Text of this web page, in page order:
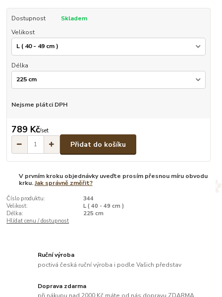
Dostupnost
Skladem
Velikost
Délka
Nejsme plátci DPH
789 Kč/set
Přidat do košíku
V prvním kroku objednávky uveďte prosím přesnou míru obvodu
krku.Jak správně změřit?
Číslo produktu:
344
Velikost:
L ( 40 - 49 cm )
Délka:
225 cm
Hlídat cenu / dostupnost
Ruční výroba
poctivá česká ruční výroba i podle Vašich představ
Doprava zdarma